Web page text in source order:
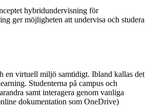
hybridundervisning för
ger möjligheten att undervisa och studera
en virtuell miljö samtidigt. Ibland kallas det
Studenterna på campus och
samt interagera genom vanliga
dokumentation som OneDrive)